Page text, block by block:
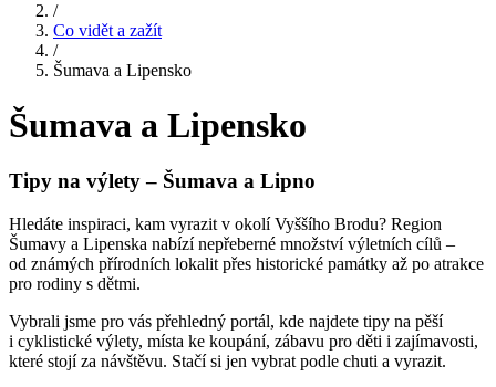
/
Co vidět a zažít
/
Šumava a Lipensko
Šumava a Lipensko
Tipy na výlety – Šumava a Lipno
Hledáte inspiraci, kam vyrazit v okolí Vyššího Brodu? Region
Šumavy a Lipenska nabízí nepřeberné množství výletních cílů –
od známých přírodních lokalit přes historické památky až po atrakce
pro rodiny s dětmi.
Vybrali jsme pro vás přehledný portál, kde najdete tipy na pěší
i cyklistické výlety, místa ke koupání, zábavu pro děti i zajímavosti,
které stojí za návštěvu. Stačí si jen vybrat podle chuti a vyrazit.